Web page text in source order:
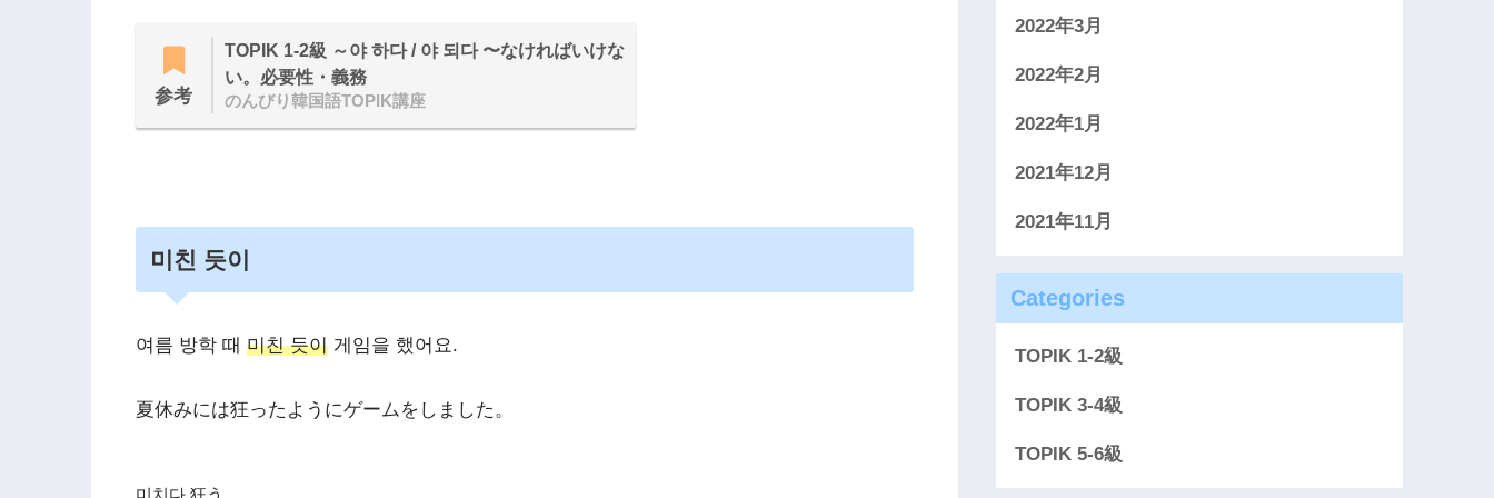
参考
TOPIK 1-2級 ～야 하다 / 야 되다 〜なければいけな
い。必要性・義務
のんびり韓国語TOPIK講座
미친 듯이
여름 방학 때 미친 듯이 게임을 했어요.
夏休みには狂ったようにゲームをしました。
미치다 狂う
2022年3月
2022年2月
2022年1月
2021年12月
2021年11月
Categories
TOPIK 1-2級
TOPIK 3-4級
TOPIK 5-6級